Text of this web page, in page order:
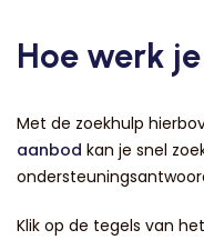
Hoe werk
Met de zoekhulp
aanbod kan je snel
Klik op de tegels van